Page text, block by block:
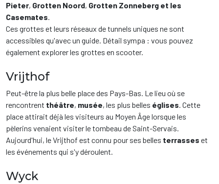
Pieter, Grotten Noord, Grotten Zonneberg et les
Casemates.
Ces grottes et leurs réseaux de tunnels uniques ne sont
accessibles qu'avec un guide. Détail sympa : vous pouvez
également explorer les grottes en scooter.
Vrijthof
Peut-être la plus belle place des Pays-Bas. Le lieu où se
rencontrent théâtre, musée, les plus belles églises. Cette
place attirait déjà les visiteurs au Moyen Âge lorsque les
pèlerins venaient visiter le tombeau de Saint-Servais.
Aujourd'hui, le Vrijthof est connu pour ses belles terrasses et
les événements qui s'y déroulent.
Wyck